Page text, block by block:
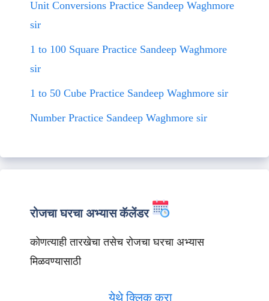
Unit Conversions Practice Sandeep Waghmore
sir
1 to 100 Square Practice Sandeep Waghmore
sir
1 to 50 Cube Practice Sandeep Waghmore sir
Number Practice Sandeep Waghmore sir
रोजचा घरचा अभ्यास कॅलेंडर
कोणत्याही तारखेचा तसेच रोजचा घरचा अभ्यास
मिळवण्यासाठी
येथे क्लिक करा